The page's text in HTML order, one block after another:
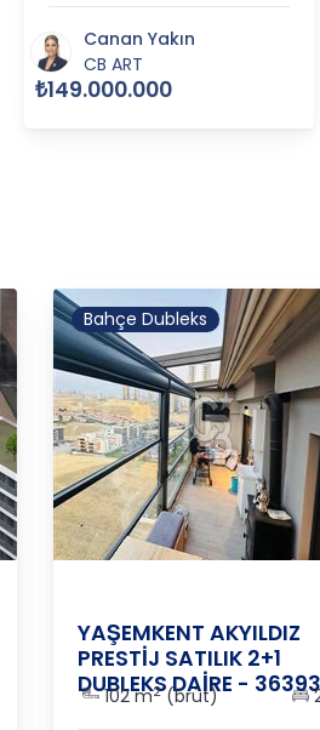
Canan Yakın
CB ART
₺149.000.000
Bahçe Dubleks
YAŞEMKENT AKYILDIZ
PRESTİJ SATILIK 2+1
DUBLEKS DAİRE -
102 m2(brüt)